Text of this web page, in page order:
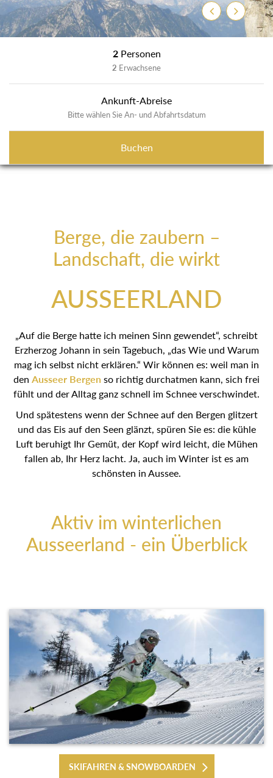
ZurückWeiter
2 Personen
2 Erwachsene
Ankunft-Abreise
Bitte wählen Sie An- und Abfahrtsdatum
Buchen
Berge, die zaubern –
Landschaft, die wirkt
AUSSEERLAND
„Auf die Berge hatte ich meinen Sinn gewendet“, schreibt
Erzherzog Johann in sein Tagebuch, „das Wie und Warum
mag ich selbst nicht erklären.“ Wir können es: weil man in
den Ausseer Bergenso richtig durchatmen kann, sich frei
fühlt und der Alltag ganz schnell im Schnee verschwindet.
Und spätestens wenn der Schnee auf den Bergen glitzert
und das Eis auf den Seen glänzt, spüren Sie es: die kühle
Luft beruhigt Ihr Gemüt, der Kopf wird leicht, die Mühen
fallen ab, Ihr Herz lacht. Ja, auch im Winter ist es am
schönsten in Aussee.
Aktiv im winterlichen
Ausseerland - ein Überblick
SKIFAHREN & SNOWBOARDEN